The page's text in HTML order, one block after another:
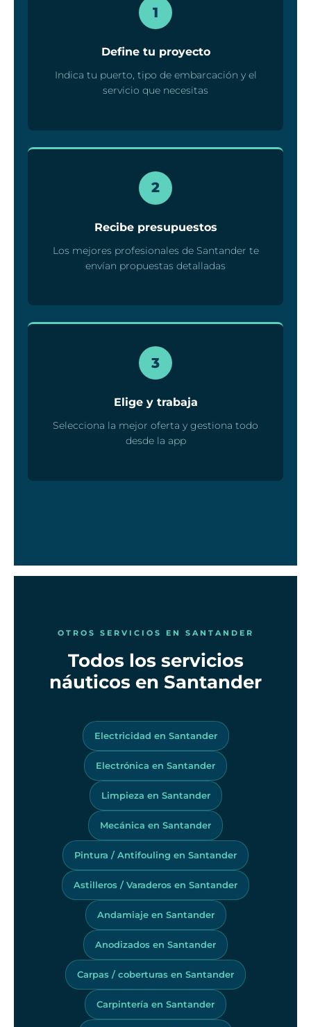
1
Define tu proyecto
Indica tu puerto, tipo de embarcación y el
servicio que necesitas
2
Recibe presupuestos
Los mejores profesionales de Santander te
envían propuestas detalladas
3
Elige y trabaja
Selecciona la mejor oferta y gestiona todo
desde la app
OTROS SERVICIOS EN SANTANDER
Todos los servicios
náuticos en Santander
Electricidad en Santander
Electrónica en Santander
Limpieza en Santander
Mecánica en Santander
Pintura / Antifouling en Santander
Astilleros / Varaderos en Santander
Andamiaje en Santander
Anodizados en Santander
Carpas / coberturas en Santander
Carpintería en Santander